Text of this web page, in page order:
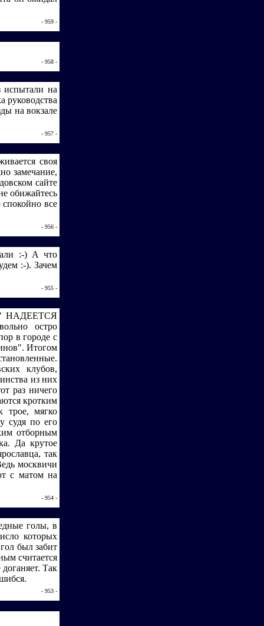
- 959 -
- 958 -
испытали на
руководства
на вокзале
- 957 -
своя
замечание,
сайте
обижайтесь
спокойно все
- 956 -
:-) А что
:-). Зачем
- 955 -
НАДЕЕТСЯ
остро
в городе с
Итогом
клубов,
из них
раз ничего
кротким
трое, мягко
судя по его
отборным
Да крутое
так
москвичи
с матом на
- 954 -
голы, в
которых
был забит
считается
Так
- 953 -